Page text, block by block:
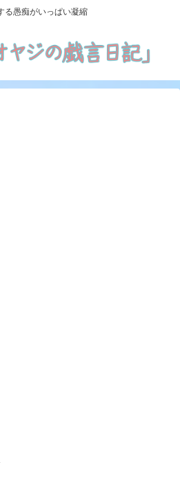
る愚痴がいっぱい凝縮